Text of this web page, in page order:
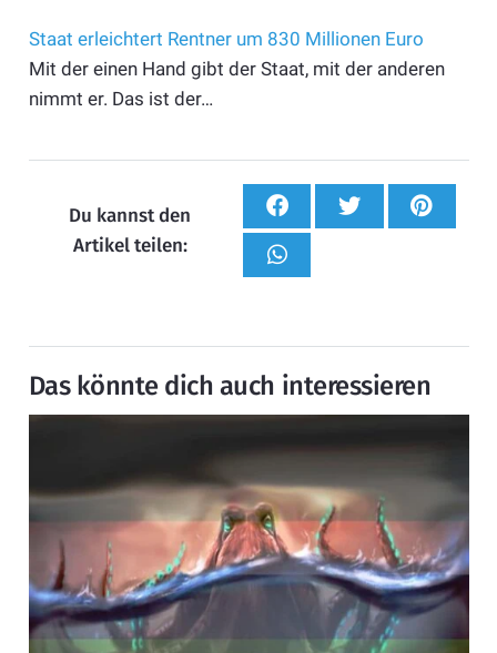
Staat erleichtert Rentner um 830 Millionen Euro
Mit der einen Hand gibt der Staat, mit der anderen
nimmt er. Das ist der…
Du kannst den
Artikel teilen:
Das könnte dich auch interessieren